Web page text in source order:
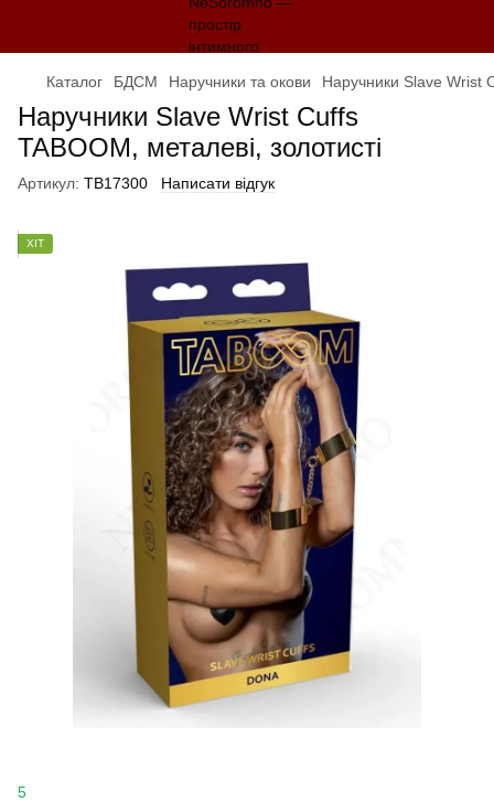
Каталог БДСМ Наручники та окови Наручники Slave Wrist
Наручники Slave Wrist Cuffs
TABOOM, металеві, золотисті
Артикул: TB17300 Написати відгук
ХІТ
5